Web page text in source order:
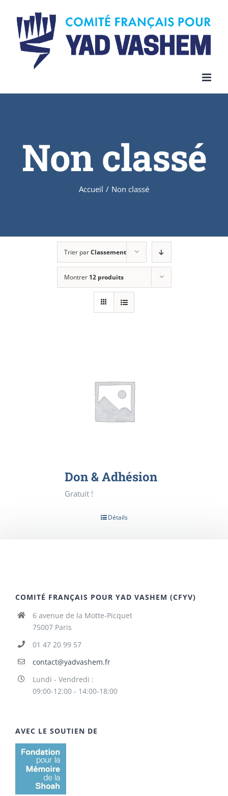
content
Non classé
Accueil / Non classé
Trier parClassement
Montrer 12 produits
Don & Adhésion
Gratuit !
Détails
COMITÉ FRANÇAIS POUR YAD VASHEM (CFYV)
6 avenue de la Motte-Picquet
75007 Paris
01 47 20 99 57
contact@yadvashem.fr
Lundi - Vendredi :
09:00-12:00 - 14:00-18:00
AVEC LE SOUTIEN DE